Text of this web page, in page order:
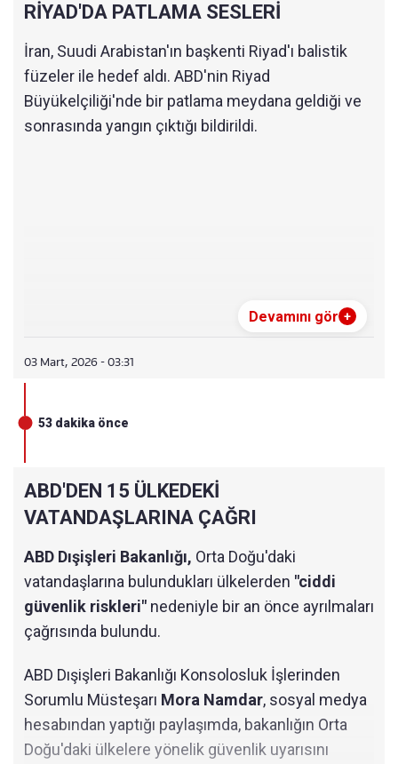
21:46 İRAN HALKI SOKAKLARDA
19:59
TRUMP: SAVAŞ UZUN SÜRERSE KAPASİTEMİ
Z VAR
ABD SAVUNMA BAKANI PETE HEGSETH "DES
TANSI GAZAP" HAKKINDA KONUŞTU
15:50
ABD BASINI: "TÜM ABD ASKERİ ÜSLERİ YÜKS
15:44
TRUMP: "BUNU BENDEN BAŞKA KİMSE YAPA
MAZDI"
SAVAŞA HAZIR
15:33
CENTCOM: ÖLEN ABD ASKERİ SAYISI 4'E YÜK
15:13
İRAN'DA YENİ SAVUNMA BAKANI BELLİ OLD
15:10
KATAR RAS LAFFAN VE MESAİEED TESİSLERİ
URDURULDU
14:08
İRAN'IN BAŞKENTİ TAHRAN'DA PATLAMA ME
YDANA GELDİ
13:52 NETANYAHU 5 SAATTİR KAYIP
RİYAD'DA PATLAMA SESLERİ
İran, Suudi Arabistan'ın başkenti Riyad'ı balistik
füzeler ile hedef aldı. ABD'nin Riyad
Büyükelçiliği'nde bir patlama meydana geldiği ve
sonrasında yangın çıktığı bildirildi.
Devamını gör +
03 Mart, 2026 - 03:31
53 dakika önce
ABD'DEN 15 ÜLKEDEKİ
VATANDAŞLARINA ÇAĞRI
ABD Dışişleri Bakanlığı, Orta Doğu'daki
vatandaşlarına bulundukları ülkelerden "ciddi
güvenlik riskleri" nedeniyle bir an önce ayrılmaları
çağrısında bulundu.
ABD Dışişleri Bakanlığı Konsolosluk İşlerinden
Sorumlu Müsteşarı Mora Namdar, sosyal medya
hesabından yaptığı paylaşımda, bakanlığın Orta
Doğu'daki ülkelere yönelik güvenlik uyarısını